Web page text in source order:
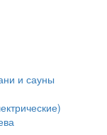
и сауны